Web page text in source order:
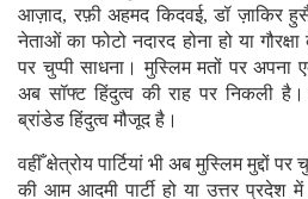
आज़ाद, रफ़ी अहमद किदवई, डॉ ज़ाकिर
नेताओं का फोटो नदारद होना हो या
पर चुप्पी साधना। मुस्लिम मतों पर अपना
अब सॉफ्ट हिंदुत्व की राह पर निकली
ब्रांडेड हिंदुत्व मौजूद है।
वहीँ क्षेत्रोय पार्टियां भी अब मुस्लिम मुद्दों
की आम आदमी पार्टी हो या उत्तर प्रदेश